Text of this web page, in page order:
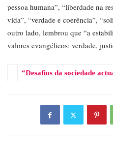
pessoa humana”, “liberdade na
vida”, “verdade e coerência”,
outro lado, lembrou que “a
valores evangélicos: verdade,
“Desafios da sociedade